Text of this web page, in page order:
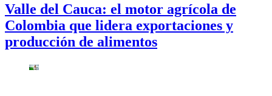
Valle del Cauca: el motor agrícola de
Colombia que lidera exportaciones y
producción de alimentos